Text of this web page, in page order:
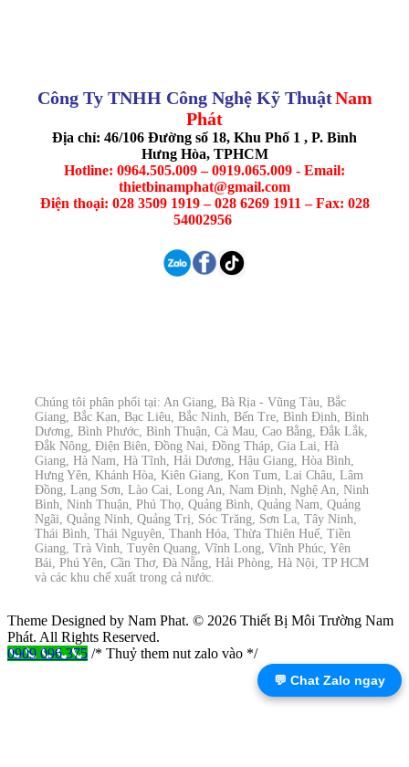
Công Ty TNHH Công Nghệ Kỹ ThuậtNam
Phát
Địa chỉ: 46/106 Đường số 18, Khu Phố 1 , P. Bình
Hưng Hòa, TPHCM
Hotline: 0964.505.009 – 0919.065.009 - Email:
thietbinamphat@gmail.com
Điện thoại: 028 3509 1919 – 028 6269 1911 – Fax: 028
54002956
Chúng tôi phân phối tại: An Giang, Bà Rịa - Vũng Tàu, Bắc
Giang, Bắc Kạn, Bạc Liêu, Bắc Ninh, Bến Tre, Bình Định, Bình
Dương, Bình Phước, Bình Thuận, Cà Mau, Cao Bằng, Đắk Lắk,
Đắk Nông, Điện Biên, Đồng Nai, Đồng Tháp, Gia Lai, Hà
Giang, Hà Nam, Hà Tĩnh, Hải Dương, Hậu Giang, Hòa Bình,
Hưng Yên, Khánh Hòa, Kiên Giang, Kon Tum, Lai Châu, Lâm
Đồng, Lạng Sơn, Lào Cai, Long An, Nam Định, Nghệ An, Ninh
Bình, Ninh Thuận, Phú Thọ, Quảng Bình, Quảng Nam, Quảng
Ngãi, Quảng Ninh, Quảng Trị, Sóc Trăng, Sơn La, Tây Ninh,
Thái Bình, Thái Nguyên, Thanh Hóa, Thừa Thiên Huế, Tiền
Giang, Trà Vinh, Tuyên Quang, Vĩnh Long, Vĩnh Phúc, Yên
Bái, Phú Yên, Cần Thơ, Đà Nẵng, Hải Phòng, Hà Nội, TP HCM
và các khu chế xuất trong cả nước.
Theme Designed by Nam Phat. © 2026 Thiết Bị Môi Trường Nam
Phát. All Rights Reserved.
0909 096 375 /* Thuỷ them nut zalo vào */
💬 Chat Zalo ngay